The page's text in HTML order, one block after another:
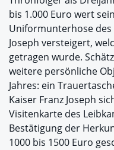
bis 1.000 Euro wert
Uniformunterhose des
Joseph versteigert,
getragen wurde.
weitere persönliche
Jahres: ein
Kaiser Franz Joseph
Visitenkarte des
Bestätigung der
1000 bis 1500 Euro